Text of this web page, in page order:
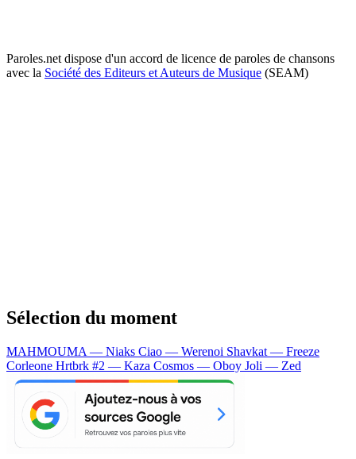
Paroles.net dispose d'un accord de licence de paroles de chansons
avec la Société des Editeurs et Auteurs de Musique (SEAM)
Sélection du moment
MAHMOUMA — Niaks Ciao — Werenoi Shavkat — Freeze
Corleone Hrtbrk #2 — Kaza Cosmos — Oboy Joli — Zed